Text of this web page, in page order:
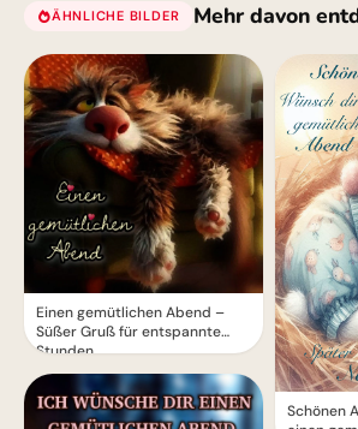
ÄHNLICHE BILDER Mehr davon
Einen gemütlichen Abend –
Süßer Gruß für entspannte
Stunden
Schönen